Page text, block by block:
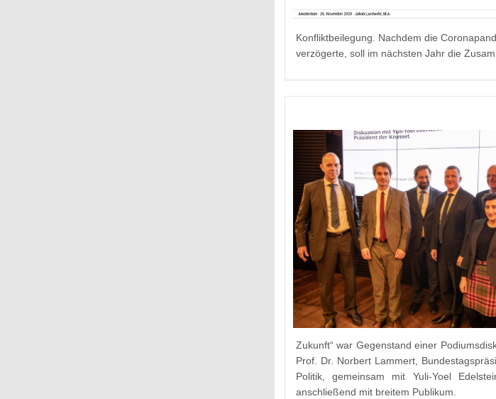
Konfliktbeilegung. Nachdem die
verzögerte, soll im nächsten Jahr die
Zukunft“ war Gegenstand einer
Prof. Dr. Norbert Lammert,
Politik, gemeinsam mit Yuli-Yoel
anschließend mit breitem Publikum.